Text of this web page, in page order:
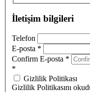
İletişim bilgileri
Telefon
E-posta *
Confirm E-posta *
*
Gizlilik Politikası
Gizlilik Politikasını